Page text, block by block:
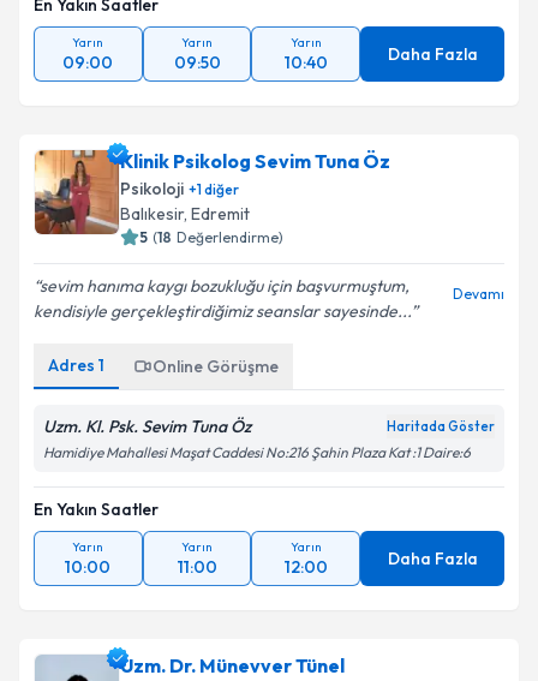
En Yakın Saatler
Yarın
09:00
Yarın
09:50
Yarın
10:40 Daha Fazla
Klinik Psikolog Sevim Tuna Öz
Psikoloji +1diğer
Balıkesir, Edremit
5 (18 Değerlendirme)
sevim hanıma kaygı bozukluğu için başvurmuştum,
kendisiyle gerçekleştirdiğimiz seanslar sayesinde...
Devamı
Adres 1 Online Görüşme
Uzm. Kl. Psk. Sevim Tuna Öz Haritada Göster
Hamidiye Mahallesi Maşat Caddesi No:216 Şahin Plaza Kat :1 Daire:6
En Yakın Saatler
Yarın
10:00
Yarın
11:00
Yarın
12:00 Daha Fazla
Uzm. Dr. Münevver Tünel